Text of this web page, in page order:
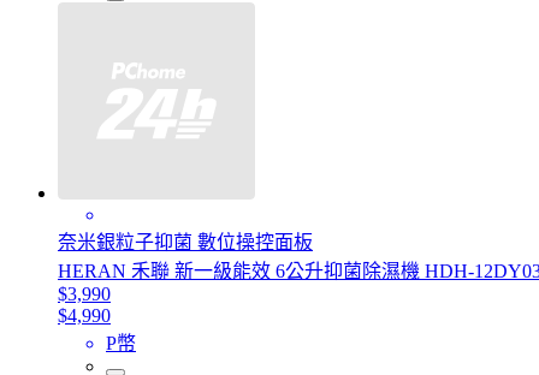
奈米銀粒子抑菌 數位操控面板
HERAN 禾聯 新一級能效 6公升抑菌除濕機 HDH-
$3,990
$4,990
P幣